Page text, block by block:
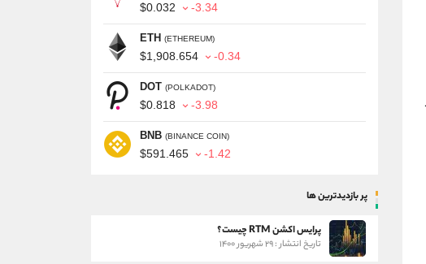
$0.032 -3.34
ETH (ETHEREUM)
$1,908.654 -0.34
DOT (POLKADOT)
$0.818 -3.98
BNB (BINANCE COIN)
$591.465 -1.42
پر بازدیدترین ها
پرایس اکشن RTM چیست؟
تاریخ انتشار : ۲۹ شهریور ۱۴۰۰